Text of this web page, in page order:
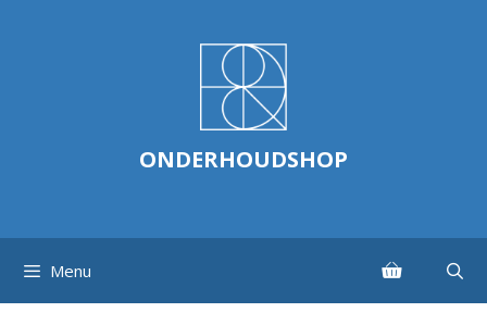
ONDERHOUDSHOP
Menu